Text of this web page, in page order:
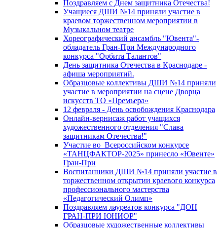
Поздравляем с Днем защитника Отечества!
Учащиеся ДШИ №14 приняли участие в
краевом торжественном мероприятии в
Музыкальном театре
Хореографический ансамбль "Ювента"-
обладатель Гран-При Международного
конкурса "Орбита Талантов"
День защитника Отечества в Краснодаре -
афиша мероприятий.
Образцовые коллективы ДШИ №14 приняли
участие в мероприятии на сцене Дворца
искусств ТО «Премьера»
12 февраля - День освобождения Краснодара
Онлайн-вернисаж работ учащихся
художественного отделения "Слава
защитникам Отечества!"
Участие во Всероссийском конкурсе
«ТАНЦФАКТОР-2025» принесло «Ювенте»
Гран-При
Воспитанники ДШИ №14 приняли участие в
торжественном открытии краевого конкурса
профессионального мастерства
«Педагогический Олимп»
Поздравляем лауреатов конкурса "ДОН
ГРАН-ПРИ ЮНИОР"
Образцовые художественные коллективы